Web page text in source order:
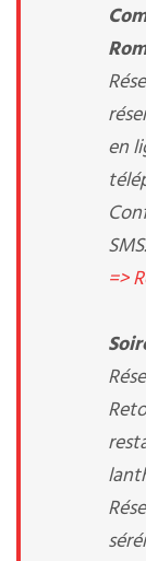
en
SMS.
=>